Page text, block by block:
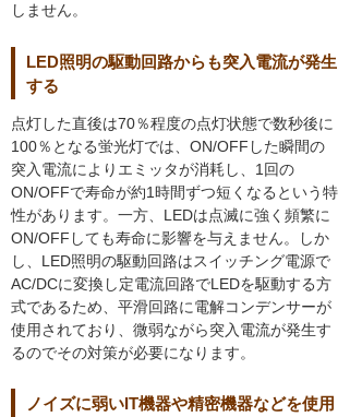
しません。
LED照明の駆動回路からも突入電流が発生
する
点灯した直後は70％程度の点灯状態で数秒後に
100％となる蛍光灯では、ON/OFFした瞬間の
突入電流によりエミッタが消耗し、1回の
ON/OFFで寿命が約1時間ずつ短くなるという特
性があります。一方、LEDは点滅に強く頻繁に
ON/OFFしても寿命に影響を与えません。しか
し、LED照明の駆動回路はスイッチング電源で
AC/DCに変換し定電流回路でLEDを駆動する方
式であるため、平滑回路に電解コンデンサーが
使用されており、微弱ながら突入電流が発生す
るのでその対策が必要になります。
ノイズに弱いIT機器や精密機器などを使用